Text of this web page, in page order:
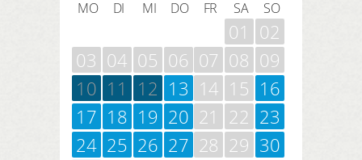
MO DI MI DO FR SA SO
01
02
03 04 05 06 07 08 09
10 11 12 13 14 15 16
17 18 19 20 21 22 23
24 25 26 27 28 29 30